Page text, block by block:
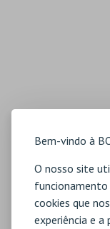
Bem-vindo à
O nosso site
cookies que
experiência e